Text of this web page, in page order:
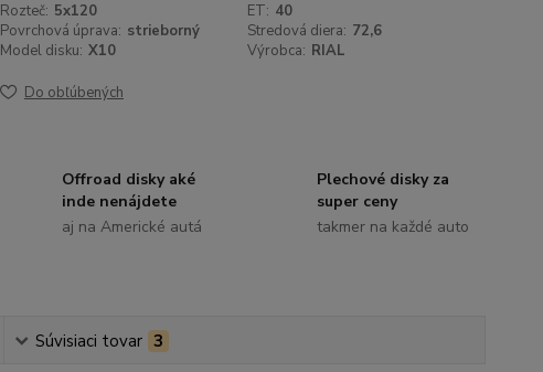
Rozteč: 5x120 ET: 40
Povrchová úprava: strieborný Stredová diera: 72,6
Model disku: X10 Výrobca: RIAL
Do obľúbených
Offroad disky aké
inde nenájdete
aj na Americké autá
Plechové disky za
super ceny
takmer na každé auto
Súvisiaci tovar 3